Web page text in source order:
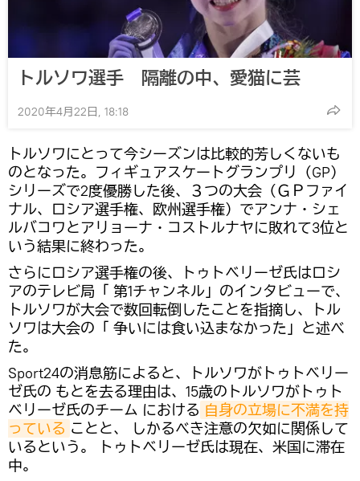
トルソワ選手 隔離の中、愛猫に芸
2020年4月22日, 18:18
トルソワにとって今シーズンは比較的芳しくないも
のとなった。フィギュアスケートグランプリ（GP）
シリーズで2度優勝した後、３つの大会（ＧＰファイ
ナル、ロシア選手権、欧州選手権）でアンナ・シェ
ルバコワとアリョーナ・コストルナヤに敗れて3位と
いう結果に終わった。
さらにロシア選手権の後、トゥトベリーゼ氏はロシ
アのテレビ局「 第1チャンネル」のインタビューで、
トルソワが大会で数回転倒したことを指摘し、トル
ソワは大会の「 争いには食い込まなかった」と述べ
た。
Sport24の消息筋によると、トルソワがトゥトベリー
ゼ氏の もとを去る理由は、15歳のトルソワがトゥト
ベリーゼ氏のチーム における 自身の立場に不満を持
っている ことと、 しかるべき注意の欠如に関係して
いるという。 トゥトベリーゼ氏は現在、米国に滞在
中。